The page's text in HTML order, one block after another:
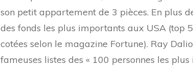
son petit appartement de 3 pièces. En plus
des fonds les plus importants aux USA (top
cotées selon le magazine Fortune). Ray
fameuses listes des « 100 personnes les